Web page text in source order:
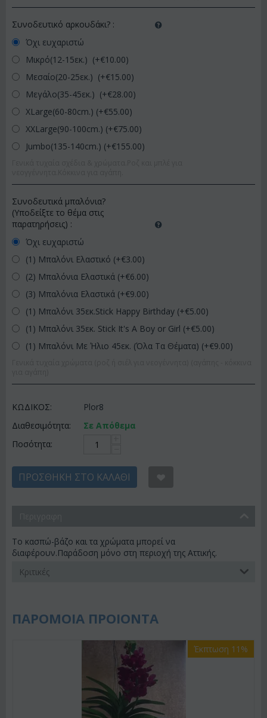
Συνοδευτικό αρκουδάκι? :
Όχι ευχαριστώ
Μικρό(12-15εκ.) (+€10.00)
Μεσαίο(20-25εκ.) (+€15.00)
Μεγάλο(35-45εκ.) (+€28.00)
XLarge(60-80cm.) (+€55.00)
XXLarge(90-100cm.) (+€75.00)
Jumbo(135-140cm.) (+€155.00)
Συνοδευτικά μπαλόνια?
(Υποδείξτε το θέμα στις
παρατηρήσεις) :
Όχι ευχαριστώ
(1) Μπαλόνι Ελαστικό (+€3.00)
(2) Μπαλόνια Ελαστικά (+€6.00)
(3) Μπαλόνια Ελαστικά (+€9.00)
(1) Μπαλόνι 35εκ.Stick Happy Birthday (+€5.00)
(1) Μπαλόνι 35εκ. Stick It's A Boy or Girl (+€5.00)
(1) Μπαλόνι Με Ήλιο 45εκ. (Όλα Τα Θέματα) (+€9.00)
ΚΩΔΙΚΟΣ:
Plor8
Διαθεσιμότητα:
Σε Απόθεμα
Ποσότητα:
ΠΡΟΣΘΉΚΗ ΣΤΟ ΚΑΛΆΘΙ
Το κασπώ-βάζο και τα χρώματα μπορεί να
διαφέρουν.Παράδοση μόνο στη περιοχή της Αττικής.
Κριτικές
ΠΑΡΟΜΟΙΑ ΠΡΟΙΟΝΤΑ
Έκπτωση 11%